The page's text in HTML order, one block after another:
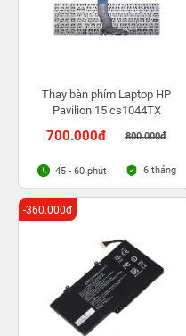
Thay bàn phím Laptop HP
Pavilion 15 cs1044TX
700.000đ 800.000đ
45 - 60 phút 6 tháng
-360.000đ